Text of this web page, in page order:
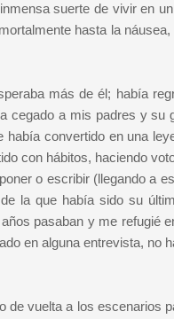
suerte de vivir en
hasta la
más de él; había
cegado a mis padres y su
convertido en una
con hábitos, haciendo
o escribir (llegando a
la que había sido su
pasaban y me refugié
en alguna entrevista, no
vuelta a los escenarios